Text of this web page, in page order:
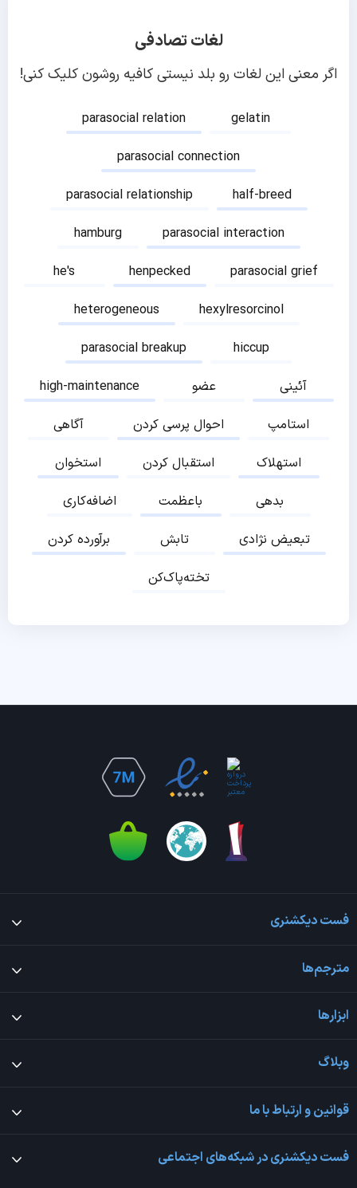
لغات تصادفی
اگر معنی این لغات رو بلد نیستی کافیه روشون کلیک کنی!
parasocial relation
gelatin
parasocial connection
parasocial relationship
half-breed
hamburg
parasocial interaction
he's
henpecked
parasocial grief
heterogeneous
hexylresorcinol
parasocial breakup
hiccup
high-maintenance
عضو
آئینی
آگاهی
احوال پرسی کردن
استامپ
استخوان
استقبال کردن
استهلاک
اضافه‌کاری
باعظمت
بدهی
برآورده کردن
تابش
تبعیض نژادی
تخته‌پاک‌کن
فست دیکشنری
مترجم‌ها
ابزارها
وبلاگ
قوانین و ارتباط با ما
فست دیکشنری در شبکه‌های اجتماعی